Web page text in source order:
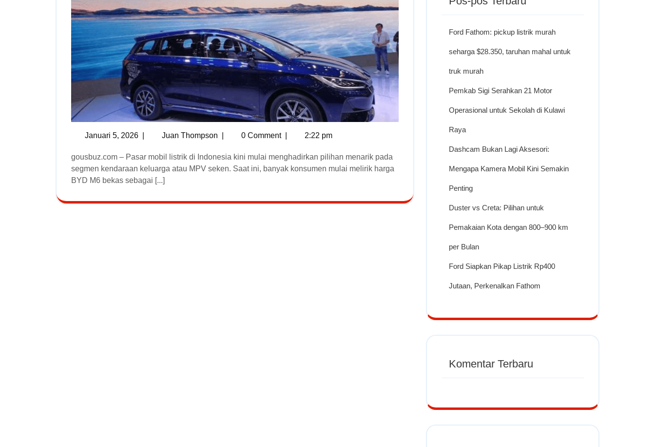
Januari 5, 2026 Juan Thompson 0 Comment 2:22 pm
gousbuz.com – Pasar mobil listrik di Indonesia kini mulai menghadirkan pilihan menarik pada
segmen kendaraan keluarga atau MPV seken. Saat ini, banyak konsumen mulai melirik harga
BYD M6 bekas sebagai [...]
Ford Fathom: pickup listrik murah
seharga $28.350, taruhan mahal untuk
truk murah
Pemkab Sigi Serahkan 21 Motor
Operasional untuk Sekolah di Kulawi
Raya
Dashcam Bukan Lagi Aksesori:
Mengapa Kamera Mobil Kini Semakin
Penting
Duster vs Creta: Pilihan untuk
Pemakaian Kota dengan 800–900 km
per Bulan
Ford Siapkan Pikap Listrik Rp400
Jutaan, Perkenalkan Fathom
Komentar Terbaru